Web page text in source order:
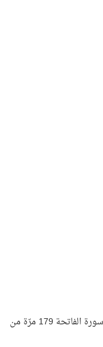
هذه هي حروف (سَبْعًا مِنَ الْمَثَانِي) تكرّرت في سورة الفاتحة 179 مرّة من